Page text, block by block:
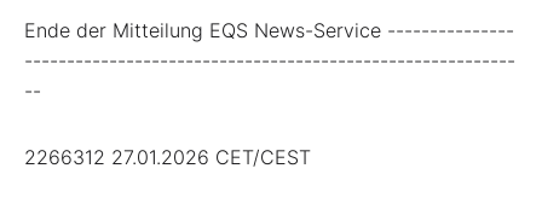
Ende der Mitteilung EQS News-Service ---------------
----------------------------------------------------------
--
2266312 27.01.2026 CET/CEST